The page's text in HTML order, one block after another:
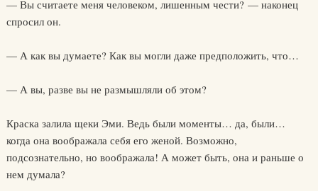
— Вы считаете меня человеком, лишенным чести? — наконец
спросил он.
— А как вы думаете? Как вы могли даже предположить, что…
— А вы, разве вы не размышляли об этом?
Краска залила щеки Эми. Ведь были моменты… да, были…
когда она воображала себя его женой. Возможно,
подсознательно, но воображала! А может быть, она и раньше о
нем думала?